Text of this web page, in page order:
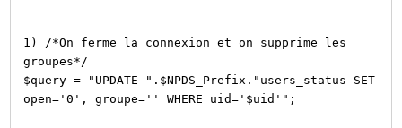
1) /*On ferme la connexion et on supprime les
groupes*/
$query = "UPDATE ".$NPDS_Prefix."users_status SET
open='0', groupe='' WHERE uid='$uid'";